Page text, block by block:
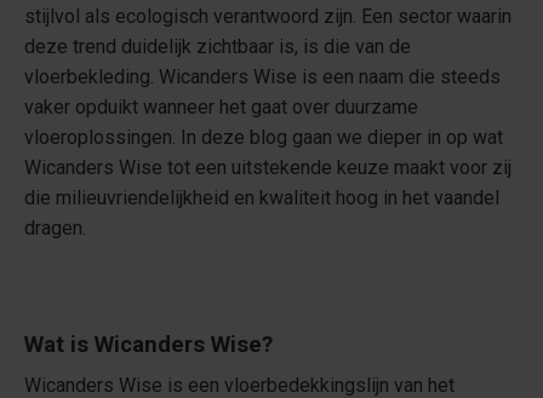
stijlvol als ecologisch verantwoord zijn. Een sector waarin
deze trend duidelijk zichtbaar is, is die van de
vloerbekleding. Wicanders Wise is een naam die steeds
vaker opduikt wanneer het gaat over duurzame
vloeroplossingen. In deze blog gaan we dieper in op wat
Wicanders Wise tot een uitstekende keuze maakt voor zij
die milieuvriendelijkheid en kwaliteit hoog in het vaandel
dragen.
Wat is Wicanders Wise?
Wicanders Wise is een vloerbedekkingslijn van het